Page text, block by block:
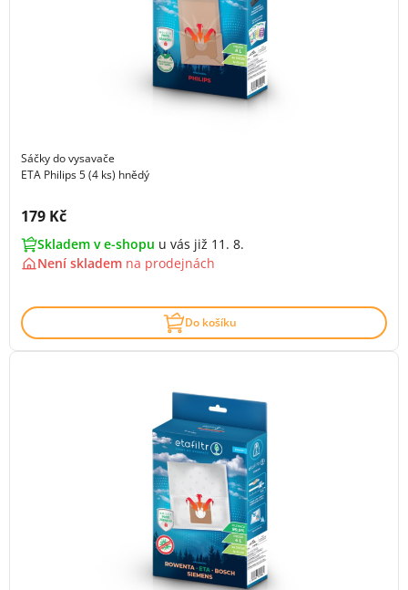
Sáčky do vysavače
ETA Philips 5 (4 ks) hnědý
Cena s DPH:
179 Kč
Skladem v e-shopu u vás již 11. 8.
Není skladem na prodejnách
Do košíku